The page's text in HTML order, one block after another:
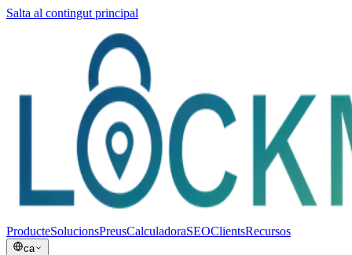
Salta al contingut principal
ProducteSolucionsPreusCalculadoraSEOClientsRecursos
ca